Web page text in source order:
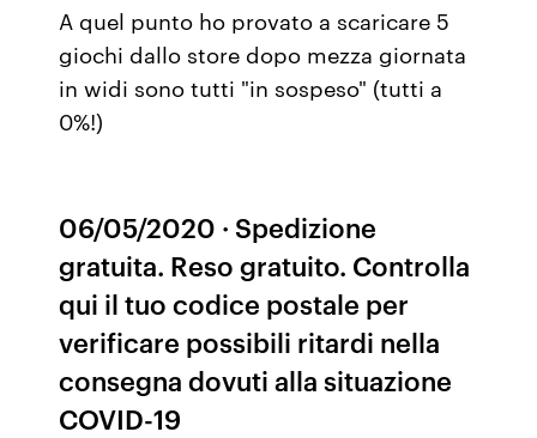
A quel punto ho provato a scaricare 5
giochi dallo store dopo mezza giornata
in widi sono tutti "in sospeso" (tutti a
0%!)
06/05/2020 · Spedizione
gratuita. Reso gratuito. Controlla
qui il tuo codice postale per
verificare possibili ritardi nella
consegna dovuti alla situazione
COVID-19